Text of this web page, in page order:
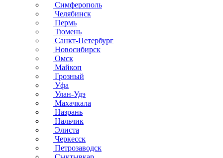
Симферополь
Челябинск
Пермь
Тюмень
Санкт-Петербург
Новосибирск
Омск
Майкоп
Грозный
Уфа
Улан-Удэ
Махачкала
Назрань
Нальчик
Элиста
Черкесск
Петрозаводск